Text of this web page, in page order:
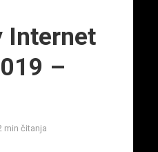
Internet
–
min čitanja